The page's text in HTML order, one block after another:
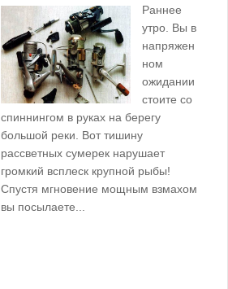
Раннее
утро. Вы в
напряжен
ном
ожидании
стоите со
спиннингом в руках на берегу
большой реки. Вот тишину
рассветных сумерек нарушает
громкий всплеск крупной рыбы!
Спустя мгновение мощным взмахом
вы посылаете...